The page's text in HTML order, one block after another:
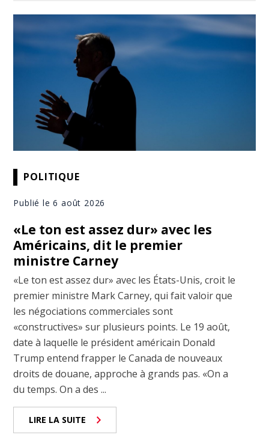
POLITIQUE
Publié le 6 août 2026
«Le ton est assez dur» avec les
Américains, dit le premier
ministre Carney
«Le ton est assez dur» avec les États-Unis, croit le
premier ministre Mark Carney, qui fait valoir que
les négociations commerciales sont
«constructives» sur plusieurs points. Le 19 août,
date à laquelle le président américain Donald
Trump entend frapper le Canada de nouveaux
droits de douane, approche à grands pas. «On a
du temps. On a des ...
LIRE LA SUITE